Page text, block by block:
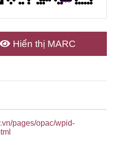
Hiển thị MARC
pages/opac/wpid-